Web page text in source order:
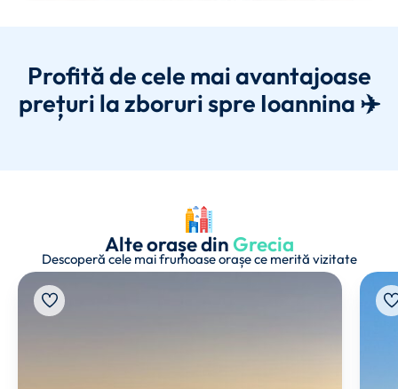
Profită de cele mai avantajoase
prețuri la zboruri spre Ioannina ✈️
Alte orașe dinGrecia
Descoperă cele mai frumoase orașe ce merită vizitate